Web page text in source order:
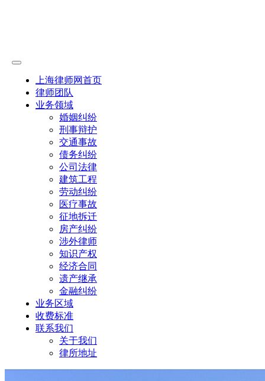
上海律师网首页
律师团队
业务领域
婚姻纠纷
刑事辩护
交通事故
债务纠纷
公司法律
建筑工程
劳动纠纷
医疗事故
征地拆迁
房产纠纷
涉外律师
知识产权
经济合同
遗产继承
金融纠纷
业务区域
收费标准
联系我们
关于我们
律所地址